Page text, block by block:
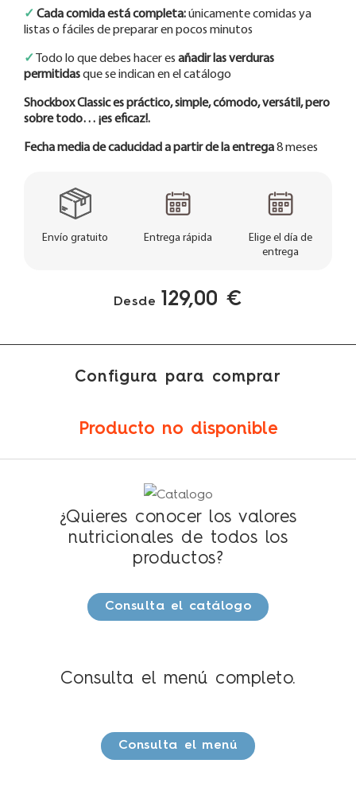
✓ Cada comida está completa:únicamente comidas ya
listas o fáciles de preparar en pocos minutos
✓ Todo lo que debes hacer es añadir las verduras
permitidasque se indican en el catálogo
Shockbox Classic es práctico, simple, cómodo, versátil, pero
sobre todo… ¡es eficaz!.
Fecha media de caducidad a partir de la entrega8 meses
Envío gratuito Entrega rápida
Elige el día de
entrega
Desde 129,00 €
Configura para comprar
Producto no disponible
¿Quieres conocer los valores
nutricionales de todos los
productos?
Consulta el catálogo
Consulta el menú completo.
Consulta el menú